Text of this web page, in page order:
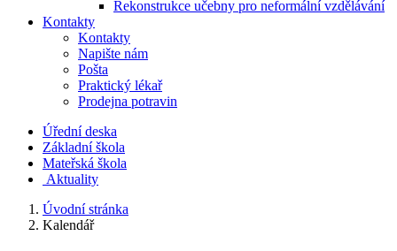
Rekonstrukce učebny pro neformální vzdělávání
Kontakty
Kontakty
Napište nám
Pošta
Praktický lékař
Prodejna potravin
Úřední deska
Základní škola
Mateřská škola
Aktuality
Úvodní stránka
Kalendář